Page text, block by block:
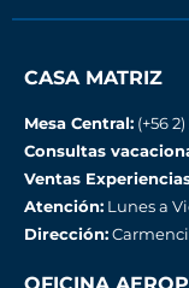
CASA MATRIZ
Mesa Central: (+56
Consultas
Ventas
Atención: Lunes a
Dirección: